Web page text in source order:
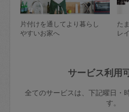
片付けを通してより暮らし
やすいお家へ
た
レ
サービス利用
全てのサービスは、下記曜日・
す。